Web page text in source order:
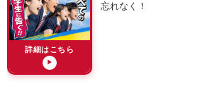
詳細はこちら
▶
忘れなく！